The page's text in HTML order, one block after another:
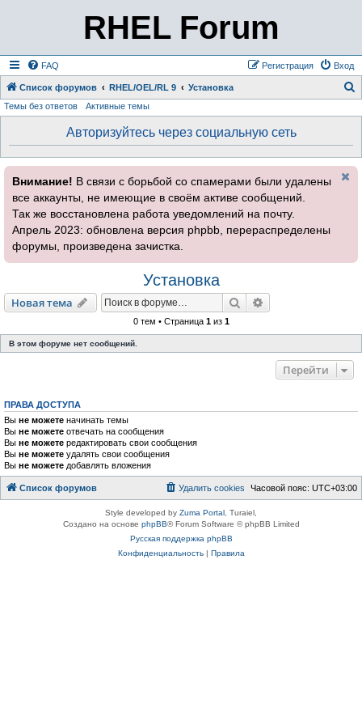
RHEL Forum
FAQ Вход
Регистрация
Список форумов RHEL/OEL/RL 9 Установка
Темы без ответов Активные темы
Авторизуйтесь через социальную сеть
Внимание! В связи с борьбой со спамерами были удалены
все аккаунты, не имеющие в своём активе сообщений.
Так же восстановлена работа уведомлений на почту.
Апрель 2023: обновлена версия phpbb, перераспределены
форумы, произведена зачистка.
Установка
Новая тема Поиск
0 тем • Страница 1из 1
В этом форуме нет сообщений.
Перейти
ПРАВА ДОСТУПА
Вы не можете начинать темы
Вы не можете отвечать на сообщения
Вы не можете редактировать свои сообщения
Вы не можете удалять свои сообщения
Вы не можете добавлять вложения
Список форумов Часовой пояс: UTC+03:00
Удалить cookies
Style developed by Zuma Portal , Turaiel,
Создано на основе phpBB® Forum Software © phpBB Limited
Русская поддержка phpBB
Конфиденциальность| Правила